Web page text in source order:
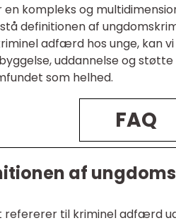
kompleks og
definitionen af
adfærd hos unge, kan
uddannelse og
som helhed.
FAQ
af
refererer til kriminel adfærd